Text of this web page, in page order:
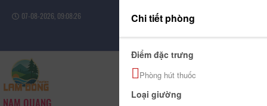
07-08-2026, 09:08:26
Đăng nhập
NAM QUANG
Chi tiết phòng
Điểm đặc trưng
Phòng hút thuốc
Loại giường